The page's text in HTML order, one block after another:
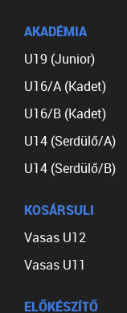
AKADÉMIA
U19 (Junior)
U16/A (Kadet)
U16/B (Kadet)
U14 (Serdülő/A)
U14 (Serdülő/B)
KOSÁRSULI
Vasas U12
Vasas U11
ELŐKÉSZÍTŐ